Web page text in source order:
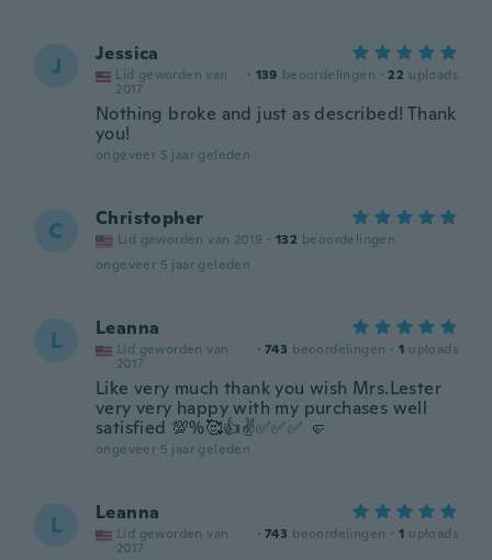
J Jessica
Lid geworden van
2017
· 139 beoordelingen · 22 uploads
Nothing broke and just as described! Thank
you!
ongeveer 5 jaar geleden
C Christopher
Lid geworden van 2019 · 132 beoordelingen
ongeveer 5 jaar geleden
L Leanna
Lid geworden van
2017
· 743 beoordelingen · 1 uploads
Like very much thank you wish Mrs.Lester
very very happy with my purchases well
satisfied 💯%🥰👍✌✅✅✅ 🤛
ongeveer 5 jaar geleden
L Leanna
Lid geworden van
2017
· 743 beoordelingen · 1 uploads